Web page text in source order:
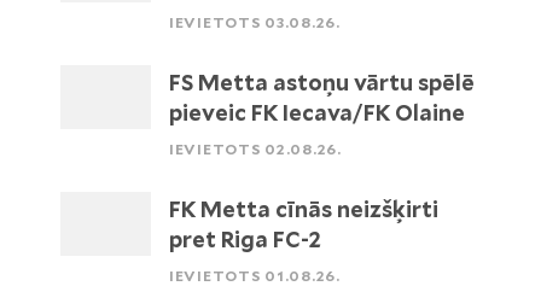
IEVIETOTS 03.08.26.
FS Metta astoņu vārtu spēlē
pieveic FK Iecava/FK Olaine
IEVIETOTS 02.08.26.
FK Metta cīnās neizšķirti
pret Riga FC-2
IEVIETOTS 01.08.26.